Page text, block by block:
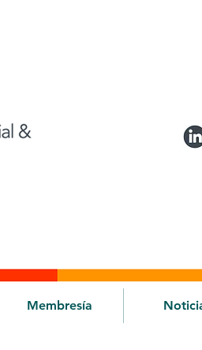
Membresía